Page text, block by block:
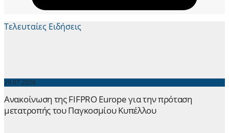
Τελευταίες Ειδήσεις
29.07.2026
Ανακοίνωση της FIFPRO Europe για την πρόταση
μετατροπής του Παγκοσμίου Κυπέλλου